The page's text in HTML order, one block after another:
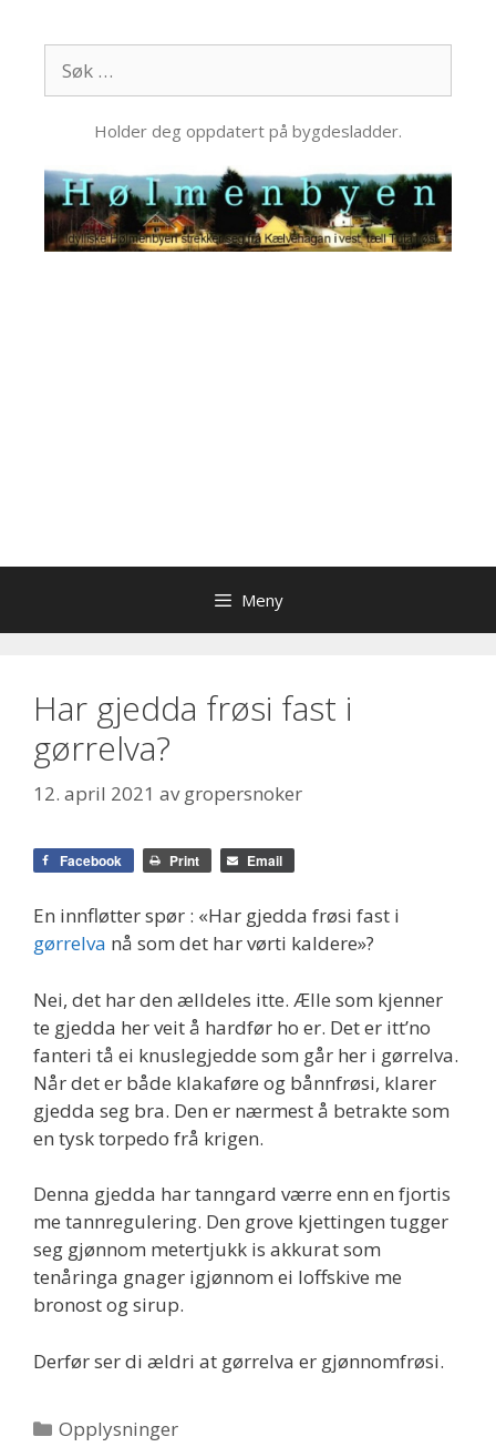
innhold
etter:
Holder deg oppdatert på bygdesladder.
Meny
Har gjedda frøsi fast i
gørrelva?
12. april 2021 avgropersnoker
Facebook Print Email
En innfløtter spør : «Har gjedda frøsi fast i
gørrelva nå som det har vørti kaldere»?
Nei, det har den ælldeles itte. Ælle som kjenner
te gjedda her veit å hardfør ho er. Det er itt’no
fanteri tå ei knuslegjedde som går her i gørrelva.
Når det er både klakaføre og bånnfrøsi, klarer
gjedda seg bra. Den er nærmest å betrakte som
en tysk torpedo frå krigen.
Denna gjedda har tanngard værre enn en fjortis
me tannregulering. Den grove kjettingen tugger
seg gjønnom metertjukk is akkurat som
tenåringa gnager igjønnom ei loffskive me
bronost og sirup.
Derfør ser di ældri at gørrelva er gjønnomfrøsi.
Kategorier
Opplysninger